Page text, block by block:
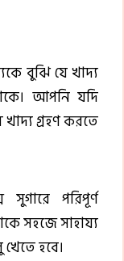
বুঝি যে খাদ্য
আপনি যদি
গ্রহণ করতে
সুগারে পরিপূর্ণ
সহজে সাহায্য
হবে।